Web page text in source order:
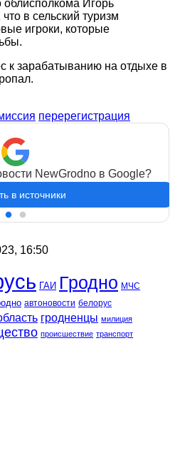
облисполкома Игорь
в сельский туризм
игроки, которые
к зарабатыванию на отдыхе в
перерегистрация
NewGrodno в Google?
в источники
16:50
ГАИ Гродно МЧС
автоновости белорус
гродненцы милиция
происшествие транспорт